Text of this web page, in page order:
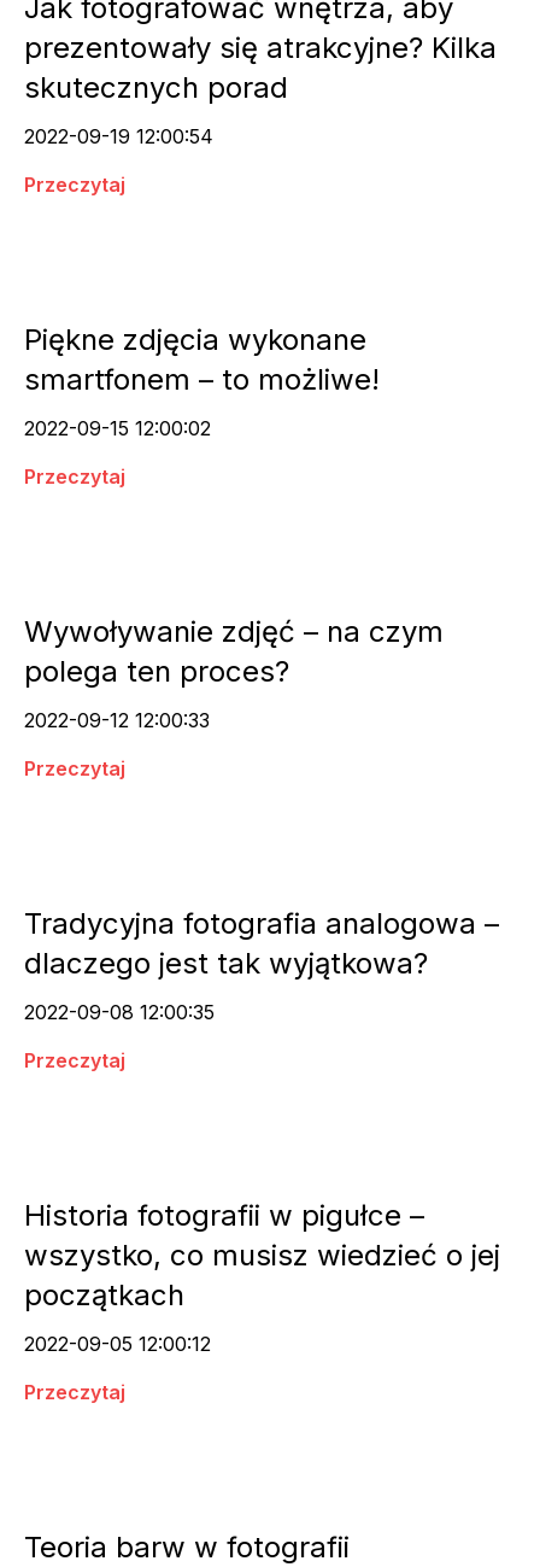
Jak fotografować wnętrza, aby
prezentowały się atrakcyjne? Kilka
skutecznych porad
2022-09-19 12:00:54
Przeczytaj
Piękne zdjęcia wykonane
smartfonem – to możliwe!
2022-09-15 12:00:02
Przeczytaj
Wywoływanie zdjęć – na czym
polega ten proces?
2022-09-12 12:00:33
Przeczytaj
Tradycyjna fotografia analogowa –
dlaczego jest tak wyjątkowa?
2022-09-08 12:00:35
Przeczytaj
Historia fotografii w pigułce –
wszystko, co musisz wiedzieć o jej
początkach
2022-09-05 12:00:12
Przeczytaj
Teoria barw w fotografii